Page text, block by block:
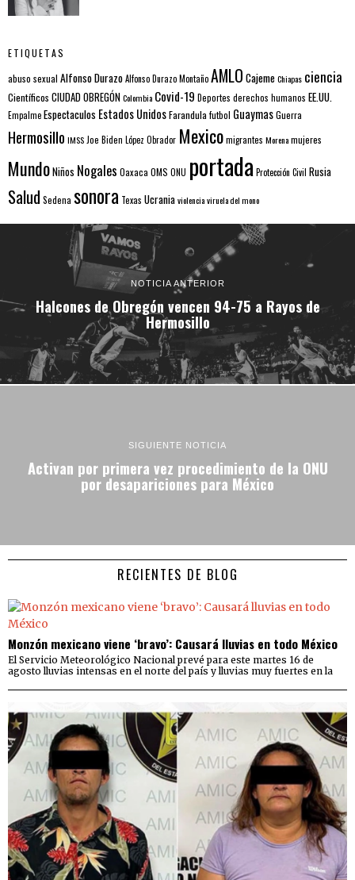
ETIQUETAS
abuso sexual Alfonso DurazoAlfonso Durazo MontañoAMLO CajemeChiapas ciencia
Científicos CIUDAD OBREGÓNColombia Covid-19 Deportes derechos humanos EE.UU.
EmpalmeEspectaculos Estados UnidosFarandulafutbol GuaymasGuerra
Hermosillo IMSS Joe Biden López Obrador Mexicomigrantes Morenamujeres
MundoNiños Nogales Oaxaca OMS ONU portada Protección Civil Rusia
Salud Sedena sonora Texas Ucraniaviolenciaviruela del mono
NOTICIA ANTERIOR
Halcones de Obregón vencen 94-75 a Rayos de
Hermosillo
SIGUIENTE NOTICIA
Activan por primera vez procedimiento de la ONU
por desapariciones para México
RECIENTES DE BLOG
Monzón mexicano viene ‘bravo’: Causará lluvias en todo México
El Servicio Meteorológico Nacional prevé para este martes 16 de
agosto lluvias intensas en el norte del país y lluvias muy fuertes en la